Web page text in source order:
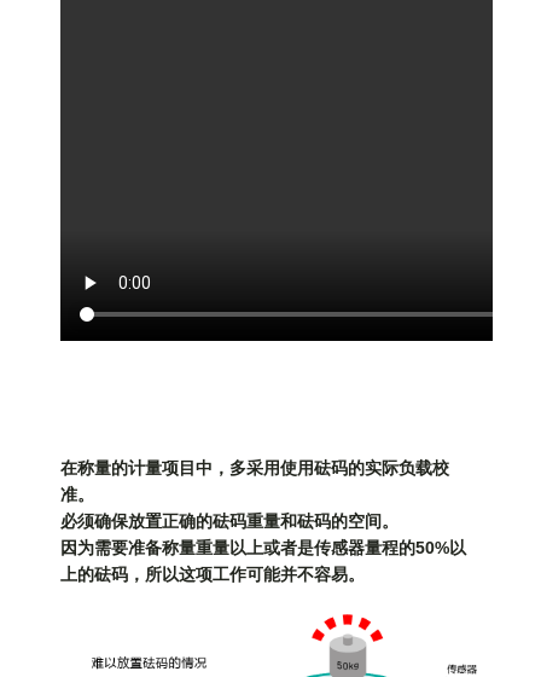
在称量的计量项目中，多采用使用砝码的实际负载校
准。
必须确保放置正确的砝码重量和砝码的空间。
因为需要准备称量重量以上或者是传感器量程的50%以
上的砝码，所以这项工作可能并不容易。